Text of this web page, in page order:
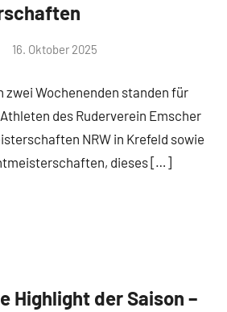
16. Oktober 2025
zwei Wochenenden standen für
des Ruderverein Emscher
NRW in Krefeld sowie
dieses […]
Highlight der Saison –